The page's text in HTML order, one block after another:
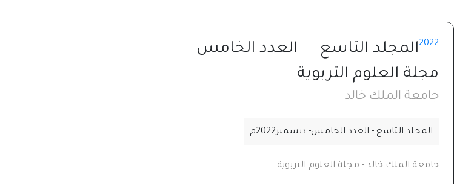
2022المجلد التاسع
العدد الخامس
مجلة العلوم التربوية
جامعة الملك خالد
المجلد التاسع - العدد الخامس- ديسمبر2022م
جامعة الملك خالد - مجلة العلوم التربوية